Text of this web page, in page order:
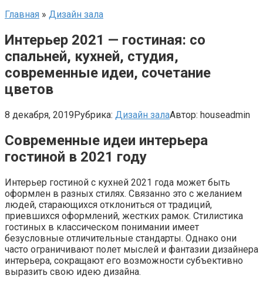
Главная » Дизайн зала
Интерьер 2021 — гостиная: со
спальней, кухней, студия,
современные идеи, сочетание
цветов
8 декабря, 2019Рубрика: Дизайн залаАвтор: houseadmin
Современные идеи интерьера
гостиной в 2021 году
Интерьер гостиной с кухней 2021 года может быть
оформлен в разных стилях. Связанно это с желанием
людей, старающихся отклониться от традиций,
приевшихся оформлений, жестких рамок. Стилистика
гостиных в классическом понимании имеет
безусловные отличительные стандарты. Однако они
часто ограничивают полет мыслей и фантазии дизайнера
интерьера, сокращают его возможности субъективно
выразить свою идею дизайна.